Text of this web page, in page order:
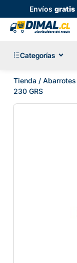
Envíosgratis
Categorías
Tienda / Abarrotes
230 GRS